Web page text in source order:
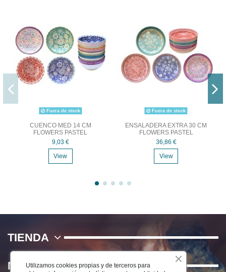
Fuera de stock
CUENCO MED 14 CM
FLOWERS PASTEL
9,03 €
View
Fuera de stock
ENSALADERA EXTRA 30 CM
FLOWERS PASTEL
36,86 €
View
TIENDA
NOSOTROS
Utilizamos cookies propias y de terceros para